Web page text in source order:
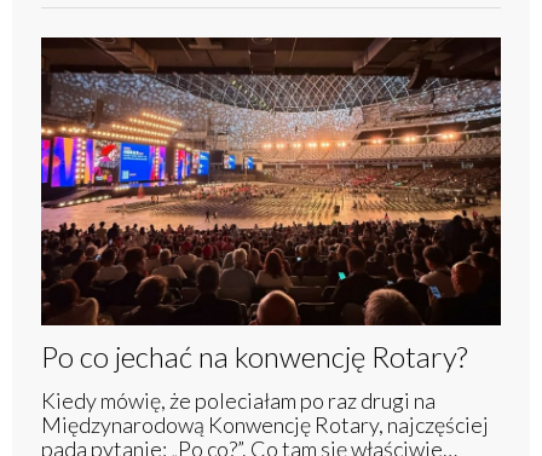
Po co jechać na konwencję Rotary?
Kiedy mówię, że poleciałam po raz drugi na
Międzynarodową Konwencję Rotary, najczęściej
pada pytanie: „Po co?”. Co tam się właściwie…